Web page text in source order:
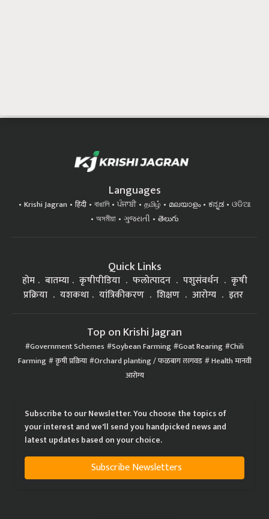
Languages
Krishi Jagran हिंदी বাঙালি ਪੰਜਾਬੀ தமிழ் മലയാളം ಕನ್ನಡ
ଓଡିଆ
অসমীয়া
ગુજરાતી తెలుగు
Quick Links
होम बातम्या कृषीपीडिया फलोत्पादन पशुसंवर्धन
कृषी
प्रक्रिया
यशकथा यांत्रिकीकरण शिक्षण आरोग्य इतर
Top on Krishi Jagran
Government Schemes Soybean Farming Goat Rearing Chili
Farming कृषी प्रक्रिया Orchard planting / फळबाग लागवड Health मानवी
आरोग्य
Subscribe to our Newsletter. You choose the topics of
your interest and we'll send you handpicked news and
latest updates based on your choice.
Subscribe Newsletters